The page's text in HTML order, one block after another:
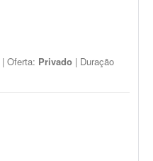
| Oferta: Privado | Duração